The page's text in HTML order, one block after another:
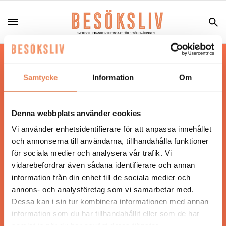
Samtycke Information Om
Denna webbplats använder cookies
Vi använder enhetsidentifierare för att anpassa innehållet
och annonserna till användarna, tillhandahålla funktioner
för sociala medier och analysera vår trafik. Vi
vidarebefordrar även sådana identifierare och annan
information från din enhet till de sociala medier och
annons- och analysföretag som vi samarbetar med.
Dessa kan i sin tur kombinera informationen med annan
information som du har tillhandahållit eller som de har
Hos oss läser du landets mest uppdaterade
nyheter och snackisar inom besöksnäringen.
Besöksliv i sin tryckta form är ett affärsmagasin
Tidningen ges ut avVisita
ANSVARIG UTGIVARE
Jonas Siljhammar
UPPHOVSRÄTT